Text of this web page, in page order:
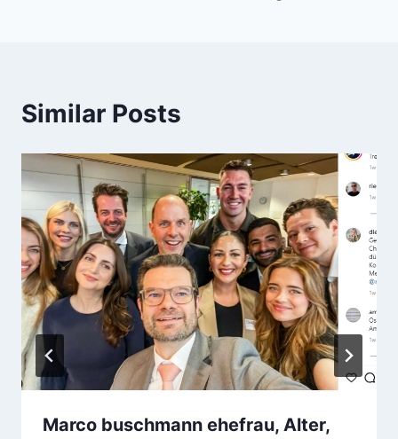
Similar Posts
Marco buschmann ehefrau, Alter,